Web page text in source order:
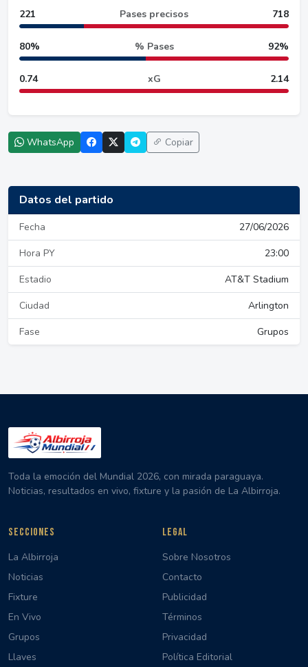
221 Pases precisos 718
80% % Pases 92%
0.74 xG 2.14
WhatsApp Copiar
Datos del partido
Fecha
27/06/2026
Hora PY
23:00
Estadio
AT&T Stadium
Ciudad
Arlington
Fase
Grupos
Toda la emoción del Mundial 2026, con mirada paraguaya.
Noticias, resultados en vivo, fixture y la pasión de La Albirroja.
SECCIONES
La Albirroja
Noticias
Fixture
En Vivo
Grupos
Llaves
LEGAL
Sobre Nosotros
Contacto
Publicidad
Términos
Privacidad
Política Editorial